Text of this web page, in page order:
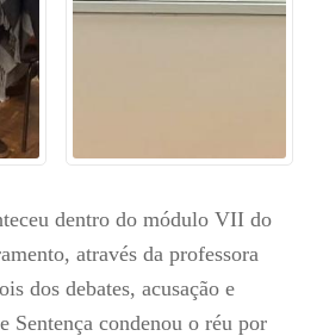
dentro do módulo VII do
através da professora
dos debates, acusação e
Sentença condenou o réu por